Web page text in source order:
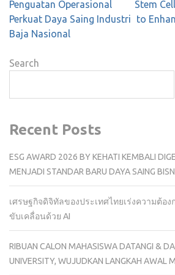
navigation
Penguatan Operasional
Perkuat Daya Saing Industri
Baja Nasional
Stem
to
Search
Recent Posts
ESG AWARD 2026 BY KEHATI KEMBALI
MENJADI STANDAR BARU DAYA SAING
เศรษฐกิจดิจิทัลของประเทศไทยเร่งความต้อ
ขับเคลื่อนด้วย AI
RIBUAN CALON MAHASISWA DATANGI &
UNIVERSITY, WUJUDKAN LANGKAH AWAL